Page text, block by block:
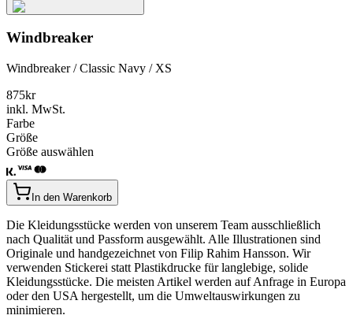
Windbreaker
Windbreaker / Classic Navy / XS
875kr
inkl. MwSt.
Farbe
Größe
Größe auswählen
In den Warenkorb
Die Kleidungsstücke werden von unserem Team ausschließlich
nach Qualität und Passform ausgewählt. Alle Illustrationen sind
Originale und handgezeichnet von Filip Rahim Hansson. Wir
verwenden Stickerei statt Plastikdrucke für langlebige, solide
Kleidungsstücke. Die meisten Artikel werden auf Anfrage in Europa
oder den USA hergestellt, um die Umweltauswirkungen zu
minimieren.